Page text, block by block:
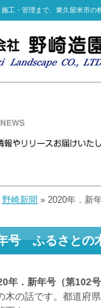
工・管理まで、東久留米市の
野崎新聞 » 2020年．新
号 ふるさとの
．新年号（第102号
木の話です。都道府